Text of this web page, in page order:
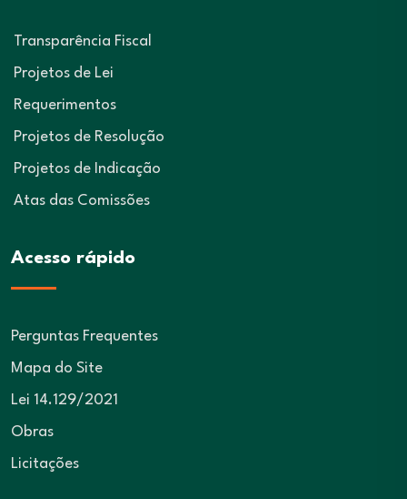
Transparência Fiscal
Projetos de Lei
Requerimentos
Projetos de Resolução
Projetos de Indicação
Atas das Comissões
Acesso rápido
Perguntas Frequentes
Mapa do Site
Lei 14.129/2021
Obras
Licitações